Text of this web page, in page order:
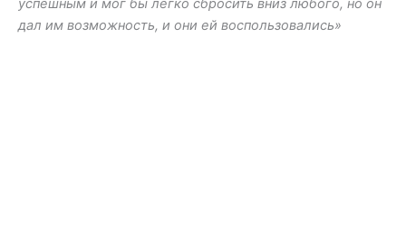
успешным и мог бы легко сбросить вниз любого, но он
дал им возможность, и они ей воспользовались»